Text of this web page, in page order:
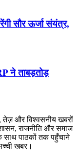
सौर ऊर्जा संयंत्र,
ने ताबड़तोड़
तेज़ और विश्वसनीय खबरों
राजनीति और समाज
साथ पाठकों तक पहुँचाने
खबर।